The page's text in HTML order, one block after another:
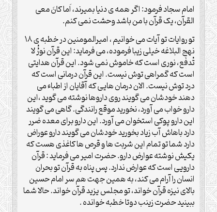
امام سجاد فرمود: اگر همه ی دنیا بمیرند، اَما کانَ معی
القرآن، یک قرآن با من باشد وحشت نمی کنم.
تو روایات تو آیات می خوانیم ، امیرالمومنین در خطبه ی ۱۸
نهج البلاغه خیلی زیبا فرموده، می فرماید: این قرآن نورُُ لا
تُدفَع، نوری است که خاموش نمی شود. این قرآن هدایتی
است که گمراهی توش نیست. این قرآن درمانی است که
درد توش نیست. الان درمان هایی که آقایان از اطباء می
دهند خودشان می گویند روی داروها نوشته می گوید ،این
دارو خواب می آورد، نخورید موقع رانندگی. گاهی می گویند
این دارو پوکی استخوان می آورد. این دارو برای معده ضرر
دارد باهاش آب زیاد بخورید خودشان می گویند دارو عوراض
دارد شما تو تمام این شربت ها و قرص ها کاغذی هست که
یکیش نوشته عوارض دارو. حضرت امیر می فرماید : قرآن
دارویی است که عوارض ندارد. پس پناه به قرآن تو بحران
انسان را آرام می کند، به همین جهت هم سر امام حسین
بالای نیزه قرآن خواند، تو مجلس یزید قرآن خواند. حالا شما
ببینید حضرت زینب دوتا خطبه خوانده .